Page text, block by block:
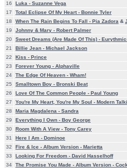
16
Luka - Suzanne Vega
17
Total Eclipse Of My Heart - Bonnie Tyler
18
When The Rain Begins To Fall - Pia Zadora &
19
Johnny & Mary - Robert Palmer
20
Sweet Dreams (Are Made Of This) -
21
Billie Jean - Michael Jackson
22
Kiss - Prince
23
Forever Young - Alphaville
24
The Edge Of Heaven - Wham!
25
Smalltown Boy - Bronski Beat
26
Love Of The Common People - Paul Young
27
You're My Heart, You're My Soul - Modern
28
Maria Magdalena - Sandra
29
Everything I Own - Boy George
30
Room With A View - Tony Carey
31
Here I Am - Dominoe
32
Fire & Ice - Album Version - Marietta
33
Looking For Freedom - David Hasselhoff
34
The Promise You Made - Album Version -